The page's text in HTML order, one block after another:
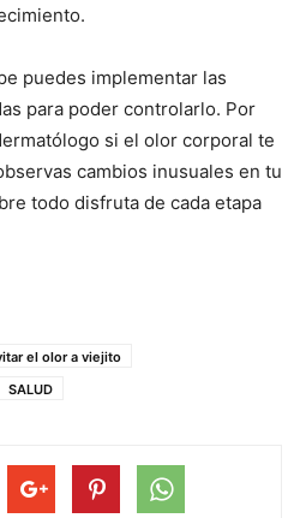
puedes implementar las
para poder controlarlo. Por
si el olor corporal te
cambios inusuales en tu
todo disfruta de cada etapa
el olor a viejito
SALUD